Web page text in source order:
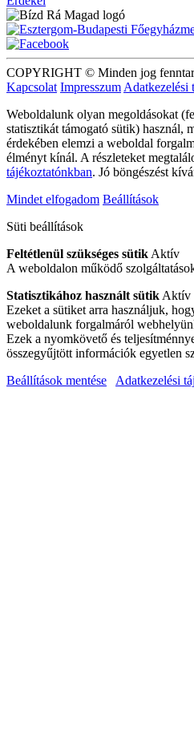
COPYRIGHT © Minden jog
Kapcsolat Impresszum Adatkezelési
Weboldalunk olyan megoldásokat
statisztikát támogató sütik) használ,
érdekében elemzi a weboldal
élményt kínál. A részleteket
tájékoztatónkban. Jó böngészést
Mindet elfogadom Beállítások
Süti beállítások
Feltétlenül szükséges sütik Aktív
A weboldalon működő
Statisztikához használt sütik Aktív
Ezeket a sütiket arra használjuk,
weboldalunk forgalmáról
Ezek a nyomkövető és
összegyűjtött információk egyetlen
Beállítások mentése
Adatkezelési